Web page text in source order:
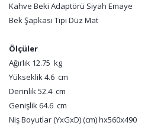
Kahve Beki Adaptörü Siyah Emaye
Bek Şapkası Tipi Düz Mat
Ölçüler
Ağırlık 12.75 kg
Yükseklik 4.6 cm
Derinlik 52.4 cm
Genişlik 64.6 cm
Niş Boyutlar (YxGxD) (cm) hx560x490